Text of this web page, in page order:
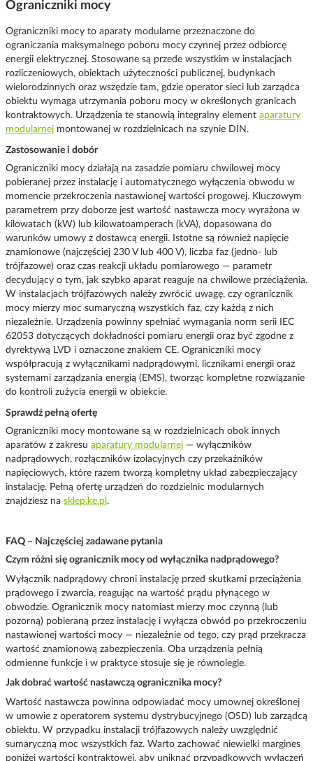
Ograniczniki mocy
Ograniczniki mocy to aparaty modularne przeznaczone do
ograniczania maksymalnego poboru mocy czynnej przez odbiorcę
energii elektrycznej. Stosowane są przede wszystkim w instalacjach
rozliczeniowych, obiektach użyteczności publicznej, budynkach
wielorodzinnych oraz wszędzie tam, gdzie operator sieci lub zarządca
obiektu wymaga utrzymania poboru mocy w określonych granicach
kontraktowych. Urządzenia te stanowią integralny element aparatury
modularnej montowanej w rozdzielnicach na szynie DIN.
Zastosowanie i dobór
Ograniczniki mocy działają na zasadzie pomiaru chwilowej mocy
pobieranej przez instalację i automatycznego wyłączenia obwodu w
momencie przekroczenia nastawionej wartości progowej. Kluczowym
parametrem przy doborze jest wartość nastawcza mocy wyrażona w
kilowatach (kW) lub kilowatoamperach (kVA), dopasowana do
warunków umowy z dostawcą energii. Istotne są również napięcie
znamionowe (najczęściej 230 V lub 400 V), liczba faz (jedno- lub
trójfazowe) oraz czas reakcji układu pomiarowego — parametr
decydujący o tym, jak szybko aparat reaguje na chwilowe przeciążenia.
W instalacjach trójfazowych należy zwrócić uwagę, czy ogranicznik
mocy mierzy moc sumaryczną wszystkich faz, czy każdą z nich
niezależnie. Urządzenia powinny spełniać wymagania norm serii IEC
62053 dotyczących dokładności pomiaru energii oraz być zgodne z
dyrektywą LVD i oznaczone znakiem CE. Ograniczniki mocy
współpracują z wyłącznikami nadprądowymi, licznikami energii oraz
systemami zarządzania energią (EMS), tworząc kompletne rozwiązanie
do kontroli zużycia energii w obiekcie.
Sprawdź pełną ofertę
Ograniczniki mocy montowane są w rozdzielnicach obok innych
aparatów z zakresu aparatury modularnej — wyłączników
nadprądowych, rozłączników izolacyjnych czy przekaźników
napięciowych, które razem tworzą kompletny układ zabezpieczający
instalację. Pełną ofertę urządzeń do rozdzielnic modularnych
znajdziesz na sklep.ke.pl .
FAQ – Najczęściej zadawane pytania
Czym różni się ogranicznik mocy od wyłącznika nadprądowego?
Wyłącznik nadprądowy chroni instalację przed skutkami przeciążenia
prądowego i zwarcia, reagując na wartość prądu płynącego w
obwodzie. Ogranicznik mocy natomiast mierzy moc czynną (lub
pozorną) pobieraną przez instalację i wyłącza obwód po przekroczeniu
nastawionej wartości mocy — niezależnie od tego, czy prąd przekracza
wartość znamionową zabezpieczenia. Oba urządzenia pełnią
odmienne funkcje i w praktyce stosuje się je równolegle.
Jak dobrać wartość nastawczą ogranicznika mocy?
Wartość nastawcza powinna odpowiadać mocy umownej określonej
w umowie z operatorem systemu dystrybucyjnego (OSD) lub zarządcą
obiektu. W przypadku instalacji trójfazowych należy uwzględnić
sumaryczną moc wszystkich faz. Warto zachować niewielki margines
poniżej wartości kontraktowej, aby uniknąć przypadkowych wyłączeń